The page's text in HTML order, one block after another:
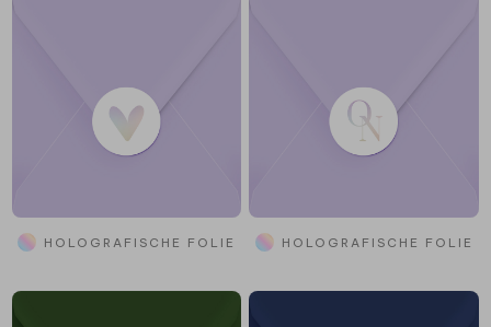
HOLOGRAFISCHE FOLIE HOLOGRAFISCHE FOLIE